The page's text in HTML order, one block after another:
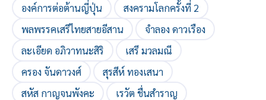
องค์การต่อต้านญี่ปุ่น
สงครามโลกครั้งที่ 2
พลพรรคเสรีไทยสายอีสาน
จำลอง ดาวเรือง
ละเอียด อภิวาทนะสิริ
เสรี มวลมณี
ครอง จันดาวงศ์
สุรสีห์ ทองเสนา
สหัส กาญจนพังคะ
เรวัต ชื่นสำราญ